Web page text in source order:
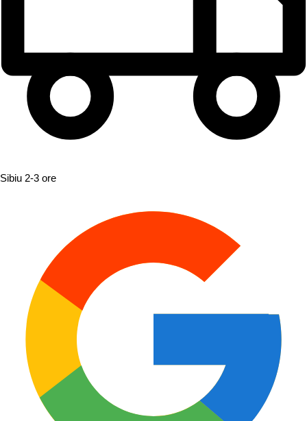
Sibiu 2-3 ore